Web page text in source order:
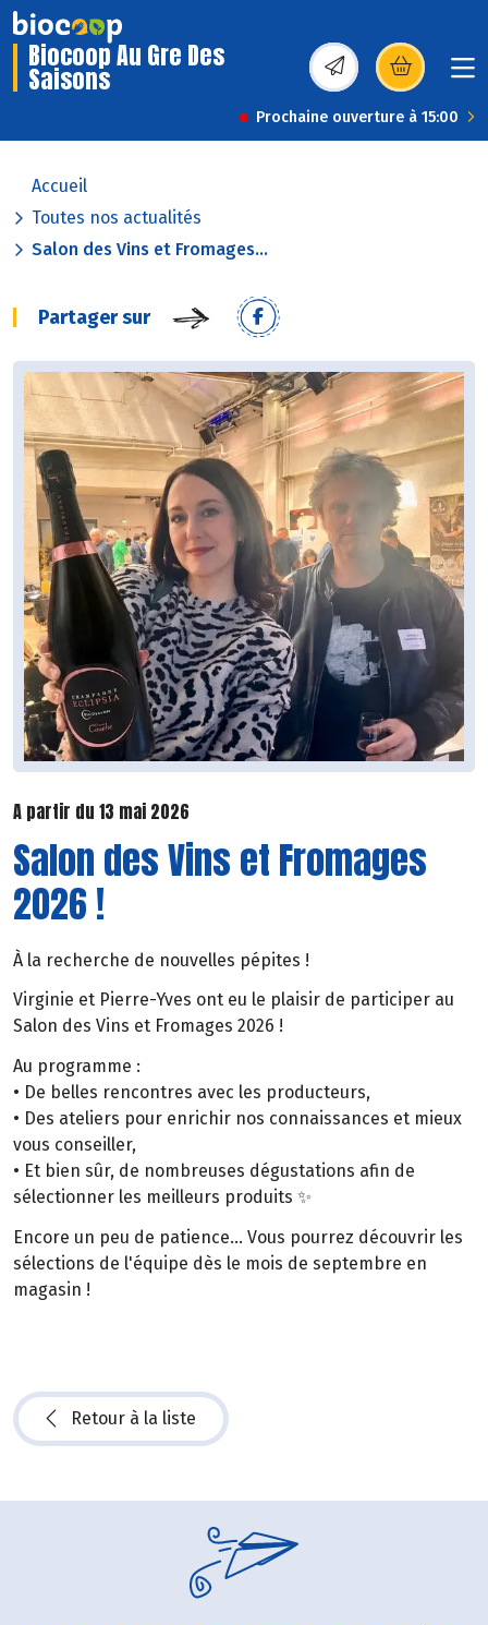
Biocoop Au Gre Des
Saisons (s’ouvre dans une
Prochaine ouverture à 15:00
Accueil
Toutes nos actualités
Salon des Vins et Fromages...
Partager sur
A partir du 13 mai 2026
Salon des Vins et Fromages
2026 !
À la recherche de nouvelles pépites !
Virginie et Pierre-Yves ont eu le plaisir de participer au
Salon des Vins et Fromages 2026 !
Au programme :
• De belles rencontres avec les producteurs,
• Des ateliers pour enrichir nos connaissances et mieux
vous conseiller,
• Et bien sûr, de nombreuses dégustations afin de
sélectionner les meilleurs produits ✨
Encore un peu de patience… Vous pourrez découvrir les
sélections de l'équipe dès le mois de septembre en
magasin !
Retour à la liste